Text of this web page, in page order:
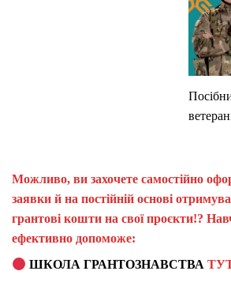
Можливо, ви захочете самостійно
заявки й на постійній основі
грантові кошти на свої проєкти!?
ефективно допоможе:
ШКОЛА ГРАНТОЗНАВСТВА